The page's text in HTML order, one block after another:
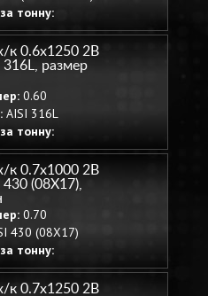
тонну:
0.6х1250 2B
размер
0.60
AISI 316L
тонну:
0.7х1000 2B
(08Х17),
0.70
430 (08Х17)
тонну:
0.7х1250 2B